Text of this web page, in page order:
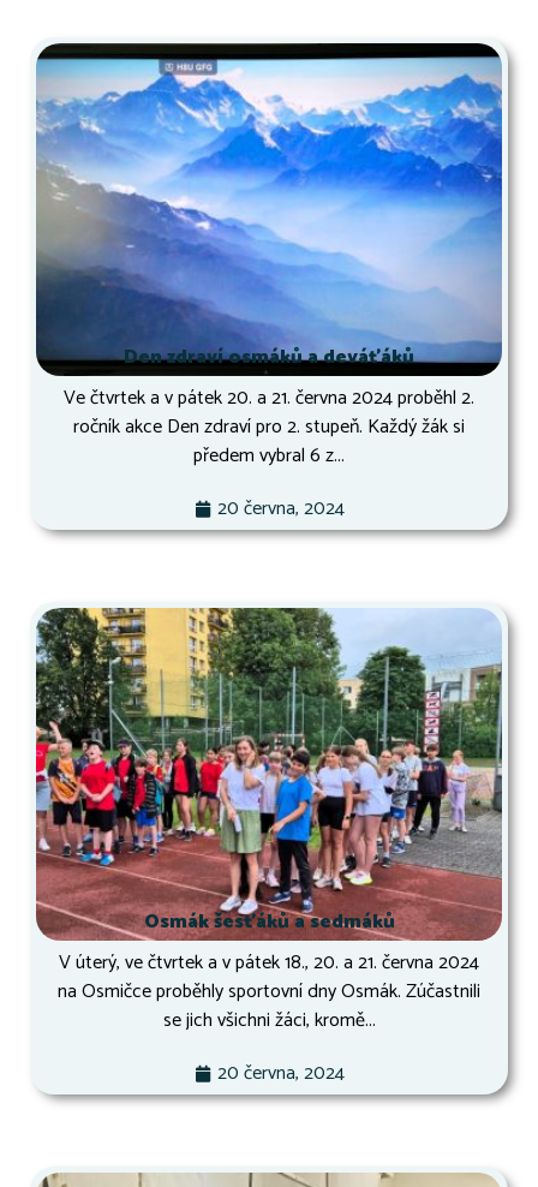
Den zdraví osmáků a deváťáků
Ve čtvrtek a v pátek 20. a 21. června 2024 proběhl 2.
ročník akce Den zdraví pro 2. stupeň. Každý žák si
předem vybral 6 z...
20 června, 2024
Osmák šesťáků a sedmáků
V úterý, ve čtvrtek a v pátek 18., 20. a 21. června 2024
na Osmičce proběhly sportovní dny Osmák. Zúčastnili
se jich všichni žáci, kromě...
20 června, 2024